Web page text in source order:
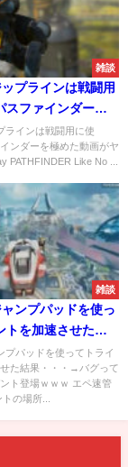
雑談
ップラインは戦闘用
スファインダーを
ヤバいｗｗｗ
ラインは戦闘用に使
ンダーを極めた動画がヤ
PATHFINDER Like No ...
雑談
ャンプパッドを使っ
トを加速させた結
グって室内にトラ
ｗｗｗ
プパッドを使ってトライ
た結果・・・→バグって
ト登場ｗｗｗ エペ速管
の場所...